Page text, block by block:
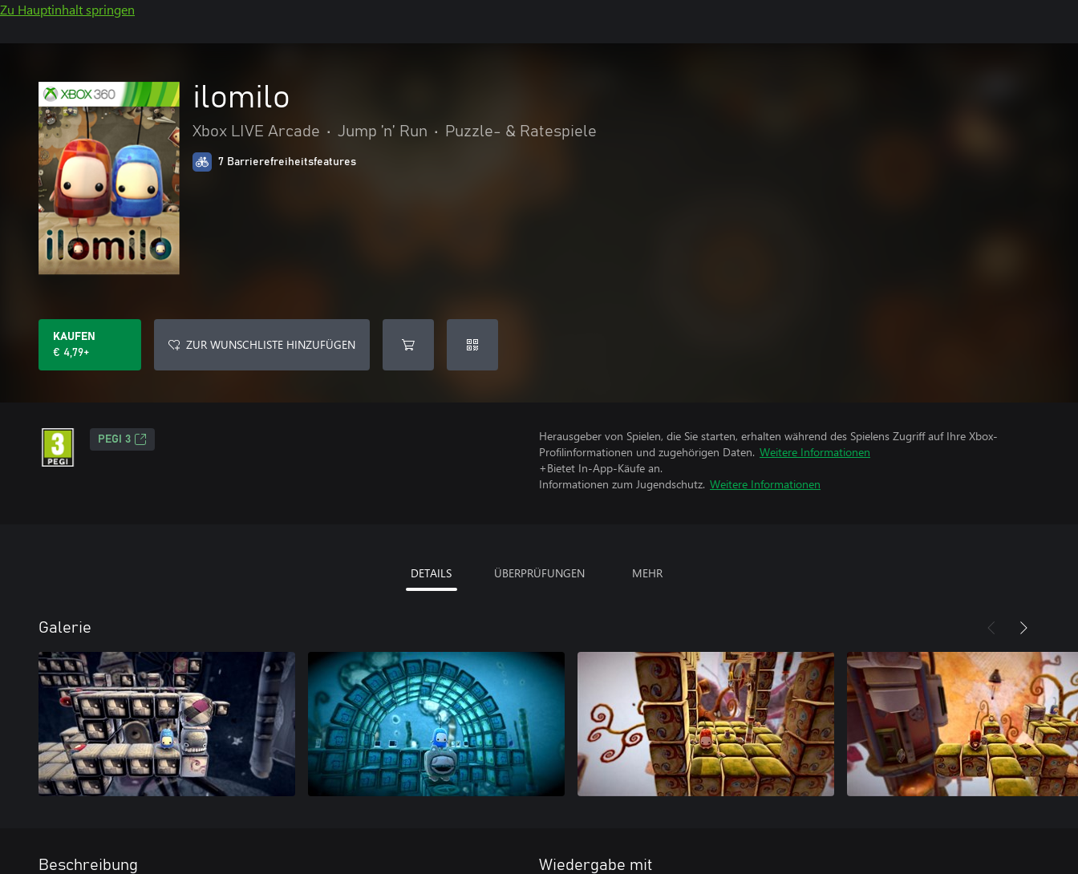
Zu Hauptinhalt springen
ilomilo
Xbox LIVE Arcade • Jump ’n’ Run • Puzzle- & Ratespiele
7 Barrierefreiheitsfeatures
KAUFEN
€ 4,79+
ZUR WUNSCHLISTE HINZUFÜGEN
PEGI 3
Herausgeber von Spielen, die Sie starten, erhalten während des Spielens Zugriff auf Ihre Xbox-
Profilinformationen und zugehörigen Daten. Weitere Informationen
+Bietet In-App-Käufe an.
Informationen zum Jugendschutz. Weitere Informationen
DETAILS ÜBERPRÜFUNGEN MEHR
Galerie
Beschreibung Wiedergabe mit